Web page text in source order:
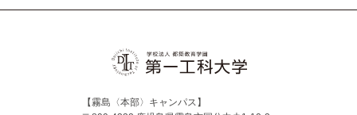
【霧島〈本部〉キャンパス】